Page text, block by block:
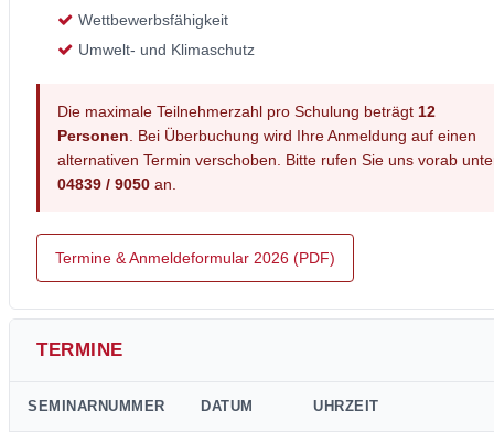
Wettbewerbsfähigkeit
Umwelt- und Klimaschutz
Die maximale Teilnehmerzahl pro Schulung beträgt 12
Personen. Bei Überbuchung wird Ihre Anmeldung auf einen
alternativen Termin verschoben. Bitte rufen Sie uns vorab
04839 / 9050 an.
Termine & Anmeldeformular 2026 (PDF)
TERMINE
SEMINARNUMMER DATUM UHRZEIT